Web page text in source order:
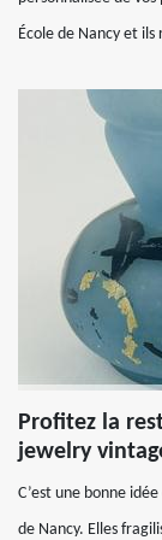
École de Nancy et
Profitez la
jewelry
C’est une bonne
de Nancy. Elles